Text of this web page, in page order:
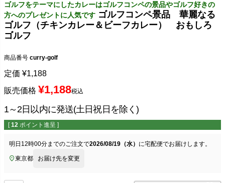
ゴルフをテーマにしたカレーはゴルフコンペの景品やゴルフ好きの
方へのプレゼントに人気です ゴルフコンペ景品 華麗なる
ゴルフ（チキンカレー＆ビーフカレー） おもしろ
ゴルフ
商品番号 curry-golf
定価 ¥1,188
販売価格 ¥1,188税込
1～2日以内に発送(土日祝日を除く)
[ 12 ポイント進呈 ]
明日 12時00分までのご注文で2026/08/19（水） に宅配便でお届けします。
東京都 お届け先を変更